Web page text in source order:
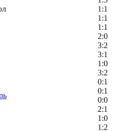
1:1
1:1
1:1
2:0
3:2
3:1
1:0
3:2
0:1
0:1
0:0
2:1
1:0
1:2